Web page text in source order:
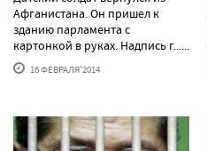
Афганистана. Он пришел к
зданию парламента с
картонкой в руках. Надпись г......
16 ФЕВРАЛЯ'2014